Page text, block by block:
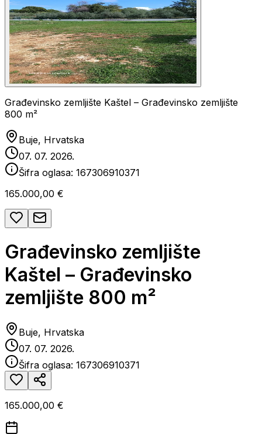
Građevinsko zemljište Kaštel – Građevinsko zemljište
800 m²
Buje, Hrvatska
07. 07. 2026.
Šifra oglasa: 167306910371
165.000,00 €
Građevinsko zemljište
Kaštel – Građevinsko
zemljište 800 m²
Buje, Hrvatska
07. 07. 2026.
Šifra oglasa: 167306910371
165.000,00 €